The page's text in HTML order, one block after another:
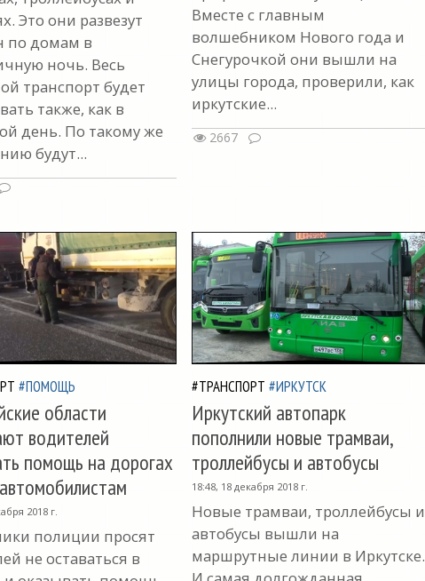
Это они развезут
по домам в
ночь. Весь
транспорт будет
также, как в
день. По такому же
будут...
Вместе с главным
волшебником Нового года и
Снегурочкой они вышли на
улицы города, проверили, как
иркутские...
2667
#ПОМОЩЬ
области
водителей
помощь на дорогах
2018 г.
полиции просят
не оставаться в
#ТРАНСПОРТ #ИРКУТСК
Иркутский автопарк
пополнили новые трамваи,
троллейбусы и автобусы
18:48, 18 декабря 2018 г.
Новые трамваи, троллейбусы и
автобусы вышли на
маршрутные линии в Иркутске.